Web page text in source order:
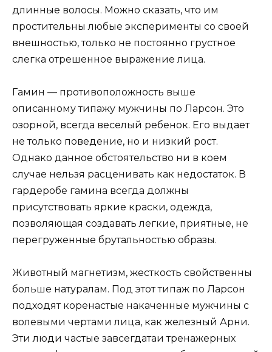
длинные волосы. Можно сказать, что им
простительны любые эксперименты со своей
внешностью, только не постоянно грустное
слегка отрешенное выражение лица.
Гамин — противоположность выше
описанному типажу мужчины по Ларсон. Это
озорной, всегда веселый ребенок. Его выдает
не только поведение, но и низкий рост.
Однако данное обстоятельство ни в коем
случае нельзя расценивать как недостаток. В
гардеробе гамина всегда должны
присутствовать яркие краски, одежда,
позволяющая создавать легкие, приятные, не
перегруженные брутальностью образы.
Животный магнетизм, жесткость свойственны
больше натуралам. Под этот типаж по Ларсон
подходят коренастые накаченные мужчины с
волевыми чертами лица, как железный Арни.
Эти люди частые завсегдатаи тренажерных